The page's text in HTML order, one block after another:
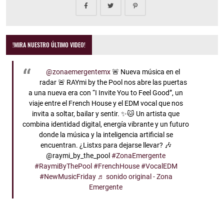
!MIRA NUESTRO ÚLTIMO VIDEO!
@zonaemergentemx🚨 Nueva música en el
radar 🚨 RAYmi by the Pool nos abre las puertas
a una nueva era con “I Invite You to Feel Good”, un
viaje entre el French House y el EDM vocal que nos
invita a soltar, bailar y sentir. ✨🐱 Un artista que
combina identidad digital, energía vibrante y un futuro
donde la música y la inteligencia artificial se
encuentran. ¿Listxs para dejarse llevar? 🎶
@raymi_by_the_pool#ZonaEmergente
#RaymiByThePool #FrenchHouse #VocalEDM
#NewMusicFriday ♬ sonido original - Zona
Emergente